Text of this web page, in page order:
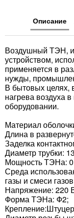
Описание
Воздушный ТЭН,
устройством,
применяется в
нужды,
В бытовых целях,
нагрева воздуха
оборудовании.
Материал
Длина в
Заделка
Диаметр трубки:
Мощность ТЭНа:
Среда
газы и смеси
Напряжение: 220
Форма ТЭНа: Ф2;